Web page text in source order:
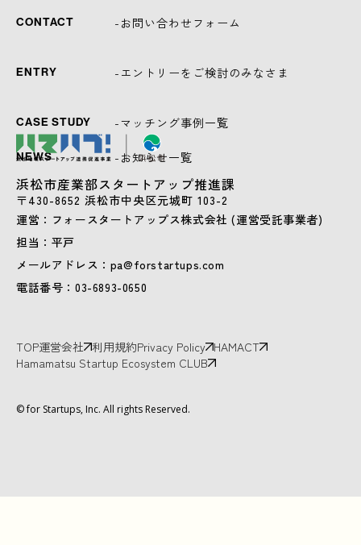
CONTACT -お問い合わせフォーム
ENTRY -エントリーをご検討のみなさま
CASE STUDY -マッチング事例一覧
NEWS -お知らせ一覧
浜松市産業部スタートアップ推進課
〒430-8652 浜松市中央区元城町 103-2
運営：フォースタートアップス株式会社 (運営受託事業者)
担当：平戸
メールアドレス：pa@forstartups.com
電話番号：03-6893-0650
TOP運営会社 利用規約Privacy Policy HAMACT
Hamamatsu Startup Ecosystem CLUB
© for Startups, Inc. All rights Reserved.